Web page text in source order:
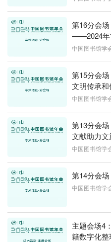
第16分会
——2024年
中国图书馆学
第15分会
文明传承
中国图书馆学
第13分会
文献助力
中国图书馆学
第14分会
中国图书馆学
主题会场4
籍数字化